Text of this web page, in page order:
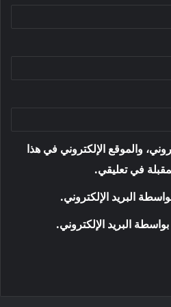
والموقع الإلكتروني في هذا
في تعليقي.
البريد الإلكتروني.
البريد الإلكتروني.